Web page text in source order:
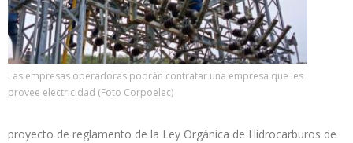
Las empresas operadoras podrán contratar una empresa que les
provee electricidad (Foto Corpoelec)
proyecto de reglamento de la Ley Orgánica de Hidrocarburos de